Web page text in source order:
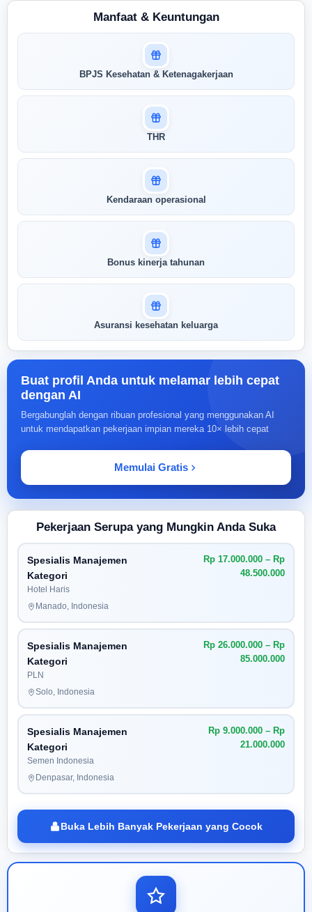
Masuk untuk melihat skor
pertandingan AI Anda
menunjukkan seberapa cocok keahlian
Anda dengan peran ini
Manfaat & Keuntungan
BPJS Kesehatan & Ketenagakerjaan
THR
Kendaraan operasional
Bonus kinerja tahunan
Asuransi kesehatan keluarga
Buat profil Anda untuk melamar lebih cepat
dengan AI
Bergabunglah dengan ribuan profesional yang menggunakan AI
untuk mendapatkan pekerjaan impian mereka 10× lebih cepat
Memulai Gratis
Pekerjaan Serupa yang Mungkin Anda Suka
Spesialis Manajemen
Kategori
Hotel Haris
Rp 17.000.000 – Rp
48.500.000
Manado, Indonesia
Spesialis Manajemen
Kategori
PLN
Rp 26.000.000 – Rp
85.000.000
Solo, Indonesia
Spesialis Manajemen
Kategori
Semen Indonesia
Rp 9.000.000 – Rp
21.000.000
Denpasar, Indonesia
Buka Lebih Banyak Pekerjaan yang Cocok